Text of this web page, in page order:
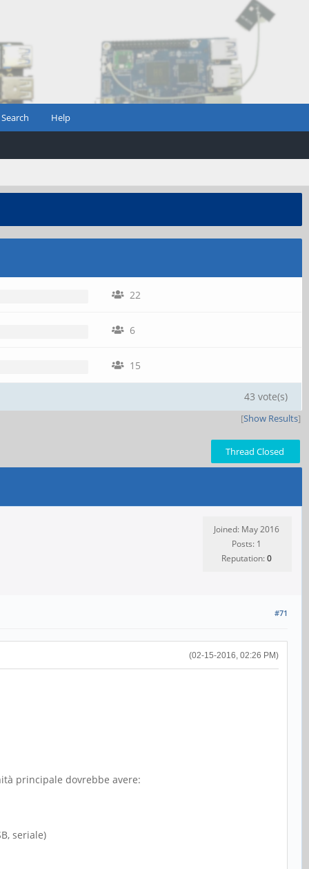
Search Help
22
6
15
43 vote(s)
[Show Results]
Thread Closed
Joined: May 2016
Posts: 1
Reputation:0
#71
(02-15-2016, 02:26 PM)
principale dovrebbe avere:
seriale)